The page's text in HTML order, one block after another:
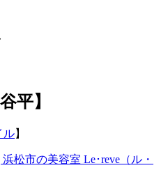
平】
ル】